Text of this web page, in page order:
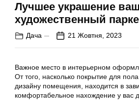
Лучшее украшение
художественный
Дача 21 Жовтня, 2023
Важное место в интерьерном
От того, насколько покрытие для
дизайну помещения, находится в
комфортабельное нахождение у вас